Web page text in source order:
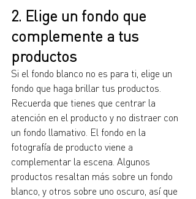
2. Elige un fondo que
complemente a tus
productos
Si el fondo blanco no es para ti, elige un
fondo que haga brillar tus productos.
Recuerda que tienes que centrar la
atención en el producto y no distraer con
un fondo llamativo. El fondo en la
fotografía de producto viene a
complementar la escena. Algunos
productos resaltan más sobre un fondo
blanco, y otros sobre uno oscuro, así que